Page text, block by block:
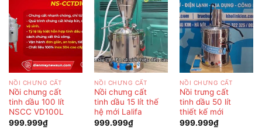
NỒI CHƯNG CẤT
Nồi chưng cất
tinh dầu 100 lít
NSCC VD100L
999.999₫
NỒI CHƯNG CẤT
Nồi chưng cất
tinh dầu 15 lít thế
hệ mới Lalifa
999.999₫
NỒI CHƯNG CẤT
Nồi trưng cất
tinh dầu 50 lít
thiết kế mới
999.999₫